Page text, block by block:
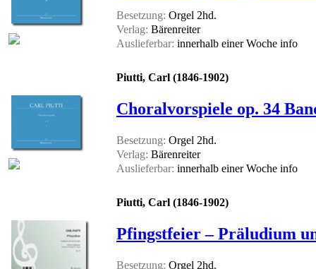
Besetzung: Orgel 2hd.
Verlag: Bärenreiter
Auslieferbar: innerhalb einer Woche info
Piutti, Carl (1846-1902)
Choralvorspiele op. 34
Besetzung: Orgel 2hd.
Verlag: Bärenreiter
Auslieferbar: innerhalb einer Woche info
Piutti, Carl (1846-1902)
Pfingstfeier – Präludium
Besetzung: Orgel 2hd.